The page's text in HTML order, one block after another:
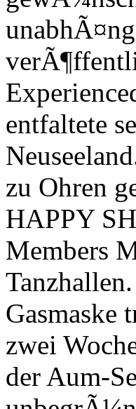
entfaltete
zu Ohren
HAPPY
Members
Gasmaske
zwei
der Aum-